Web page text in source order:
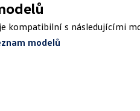
kompatibilní s následujícími
modelů